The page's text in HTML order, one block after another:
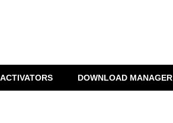
ACTIVATORS DOWNLOAD MANAGER